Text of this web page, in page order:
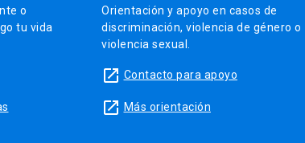
o
tu vida
Orientación y apoyo en casos de
discriminación, violencia de género o
violencia sexual.
launch Contacto para apoyo
launch Más orientación